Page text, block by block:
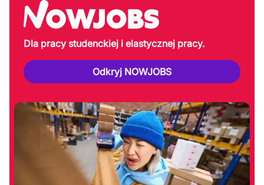
Dla pracy studenckiej i elastycznej pracy.
Odkryj NOWJOBS